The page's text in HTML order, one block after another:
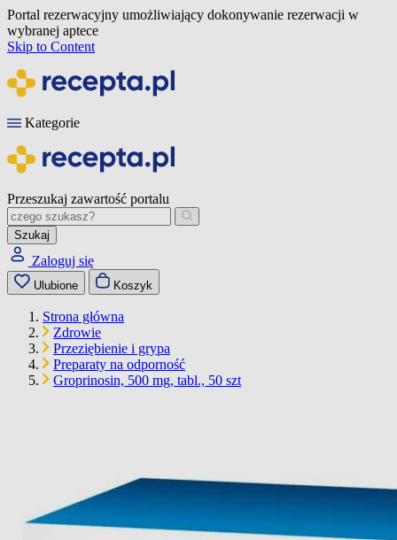
Portal rezerwacyjny umożliwiający dokonywanie rezerwacji w
wybranej aptece
Skip to Content
Kategorie
Przeszukaj zawartość portalu
Szukaj
Zaloguj się
Ulubione Koszyk
Strona główna
Zdrowie
Przeziębienie i grypa
Preparaty na odporność
Groprinosin, 500 mg, tabl., 50 szt